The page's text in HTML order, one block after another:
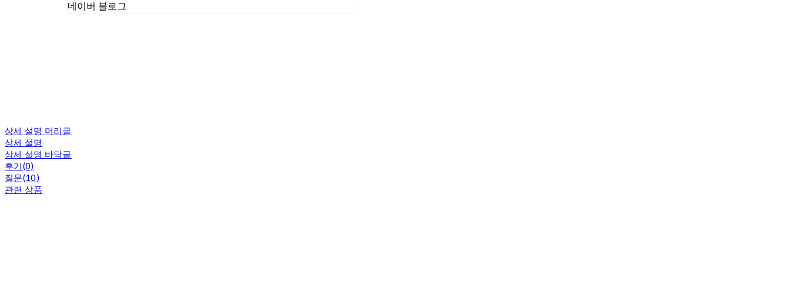
네이버 블로그
상세 설명 머리글
상세 설명
상세 설명 바닥글
후기(0)
질문(10)
관련 상품